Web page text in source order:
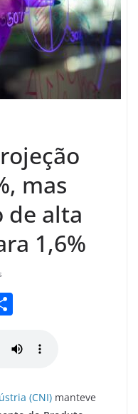
mas
de alta
1,6%
ar
(CNI) manteve